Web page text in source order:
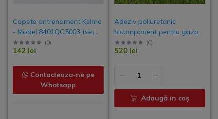
Copete antrenament Kelme
- Model 8401QC5003 (set
40 bucati)
(0)
142 lei
Contacteaza-ne pe
Whatsapp
Adeziv poliuretanic
bicomponent pentru gazon
artificial – 13kg
(0)
520 lei
Adaugă in coş